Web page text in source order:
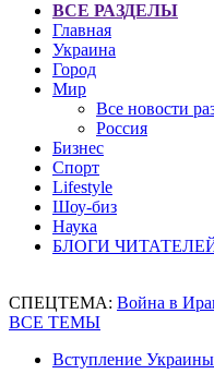
ВСЕ РАЗДЕЛЫ
Главная
Украина
Город
Мир
Все новости
Россия
Бизнес
Спорт
Lifestyle
Шоу-биз
Наука
БЛОГИ
СПЕЦТЕМА: Война в
ВСЕ ТЕМЫ
Вступление